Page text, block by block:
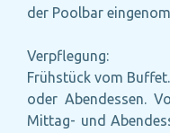
der Poolbar
Verpflegung:
Frühstück vom
oder Abendessen.
Mittag- und